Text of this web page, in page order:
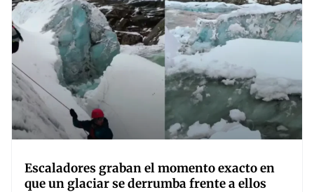
Escaladores graban el momento exacto en
que un glaciar se derrumba frente a ellos